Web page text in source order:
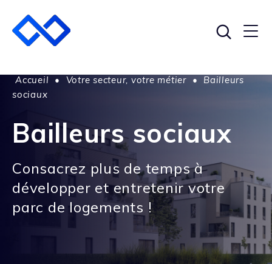
Accueil • Votre secteur, votre métier •
Bailleurs
sociaux
Bailleurs sociaux
Consacrez plus de temps à
développer et entretenir votre
parc de logements !